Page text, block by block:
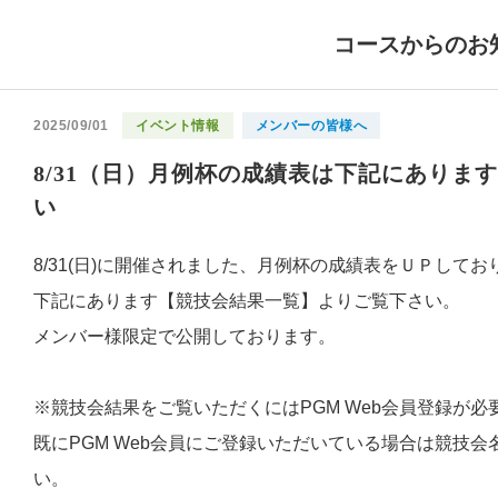
コースからのお
2025/09/01 イベント情報 メンバーの皆様へ
8/31（日）月例杯の成績表は下記にありま
い
8/31(日)に開催されました、月例杯の成績表をＵＰしてお
下記にあります【競技会結果一覧】よりご覧下さい。
メンバー様限定で公開しております。
※競技会結果をご覧いただくにはPGM Web会員登録が必
既にPGM Web会員にご登録いただいている場合は競技
い。